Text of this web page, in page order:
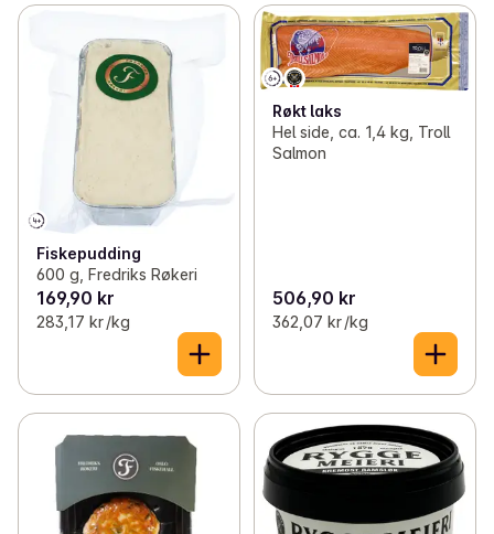
Fiskepudding
600 g, Fredriks Røkeri
169,90 kr
283,17 kr /kg
Røkt laks
Hel side, ca. 1,4 kg, Troll
Salmon
506,90 kr
362,07 kr /kg